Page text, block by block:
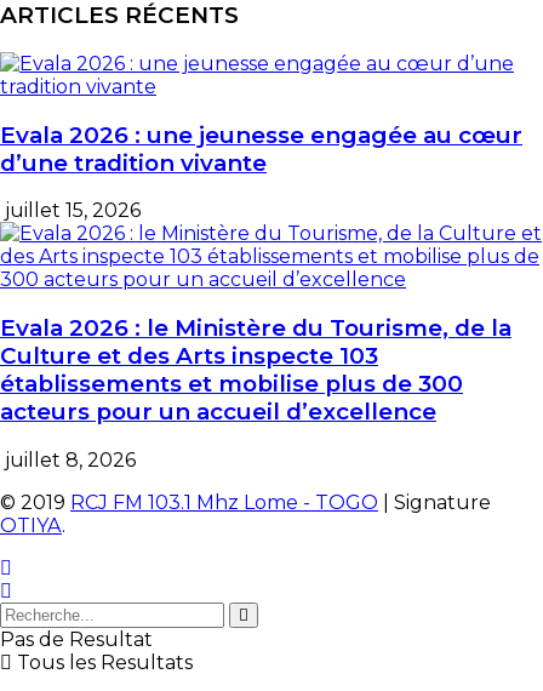
ARTICLES RÉCENTS
Evala 2026 : une jeunesse engagée au cœur
d’une tradition vivante
juillet 15, 2026
Evala 2026 : le Ministère du Tourisme, de la
Culture et des Arts inspecte 103
établissements et mobilise plus de 300
acteurs pour un accueil d’excellence
juillet 8, 2026
© 2019 RCJ FM 103.1 Mhz Lome - TOGO | Signature
OTIYA.
Pas de Resultat
Tous les Resultats